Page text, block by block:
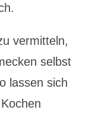
vermitteln,
selbst
lassen sich